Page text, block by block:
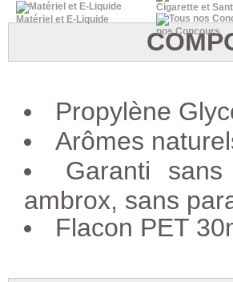
Matériel et E-Liquide
Cigarette et
nos Concours
Propylène
Arômes
Garanti
ambrox, sans
Flacon PET